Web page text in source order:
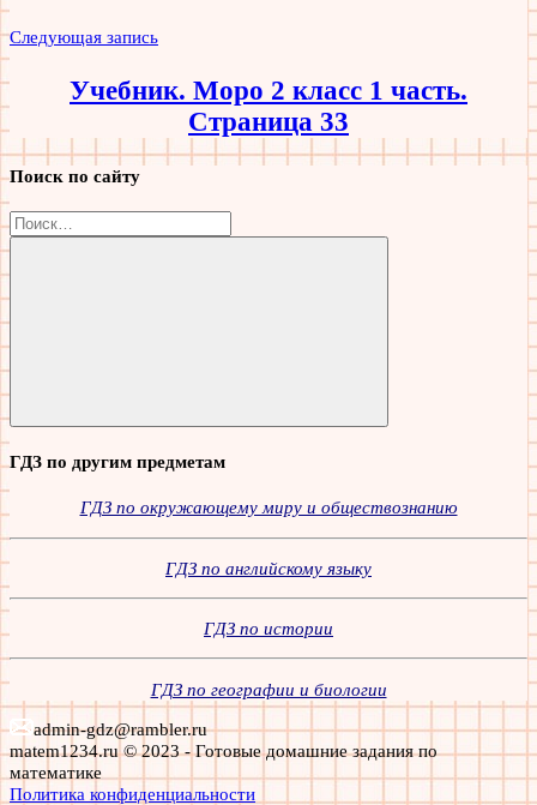
Следующая запись
Учебник. Моро 2 класс 1 часть.
Страница 33
Поиск по сайту
Найти:
Поиск
ГДЗ по другим предметам
ГДЗ по окружающему миру и обществознанию
ГДЗ по английскому языку
ГДЗ по истории
ГДЗ по географии и биологии
admin-gdz@rambler.ru
matem1234.ru © 2023 - Готовые домашние задания по
математике
Политика конфиденциальности